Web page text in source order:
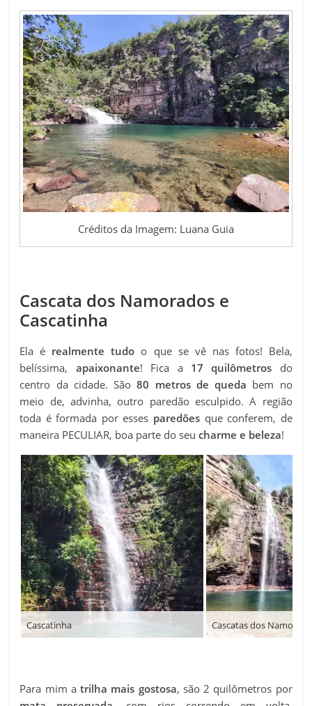
Créditos da Imagem: Luana Guia
Cascata dos Namorados e
Cascatinha
Ela é realmente tudo o que se vê nas fotos! Bela,
belíssima, apaixonante! Fica a 17 quilômetros do
centro da cidade. São 80 metros de queda bem no
meio de, advinha, outro paredão esculpido. A região
toda é formada por esses paredões que conferem, de
maneira PECULIAR, boa parte do seucharme e beleza!
Cascatinha
Para mim atrilha mais gostosa, são 2 quilômetros por